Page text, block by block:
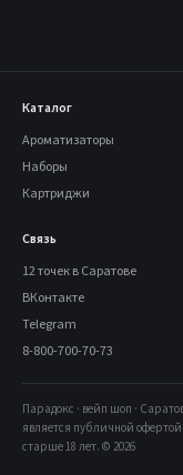
Каталог
Ароматизаторы
Наборы
Картриджи
Связь
12 точек в Саратове
ВКонтакте
Telegram
8-800-700-70-73
Парадокс · вейп шоп ·
является публичной
старше 18 лет. © 2026